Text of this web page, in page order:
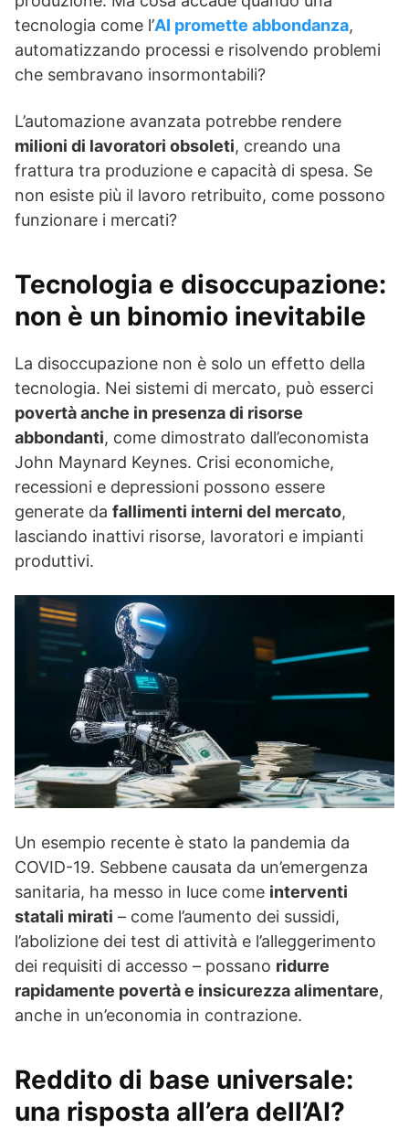
tecnologia come l’AI promette abbondanza,
automatizzando processi e risolvendo problemi
che sembravano insormontabili?
L’automazione avanzata potrebbe rendere
milioni di lavoratori obsoleti, creando una
frattura tra produzione e capacità di spesa. Se
non esiste più il lavoro retribuito, come possono
funzionare i mercati?
Tecnologia e disoccupazione:
non è un binomio inevitabile
La disoccupazione non è solo un effetto della
tecnologia. Nei sistemi di mercato, può esserci
povertà anche in presenza di risorse
abbondanti, come dimostrato dall’economista
John Maynard Keynes. Crisi economiche,
recessioni e depressioni possono essere
generate da fallimenti interni del mercato,
lasciando inattivi risorse, lavoratori e impianti
produttivi.
Un esempio recente è stato la pandemia da
COVID-19. Sebbene causata da un’emergenza
sanitaria, ha messo in luce come interventi
statali mirati – come l’aumento dei sussidi,
l’abolizione dei test di attività e l’alleggerimento
dei requisiti di accesso – possano ridurre
rapidamente povertà e insicurezza alimentare,
anche in un’economia in contrazione.
Reddito di base universale:
una risposta all’era dell’AI?